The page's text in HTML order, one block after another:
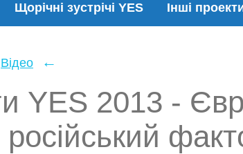
Щорічні зустрічі YES Інші
Відео ←
YES 2013 -